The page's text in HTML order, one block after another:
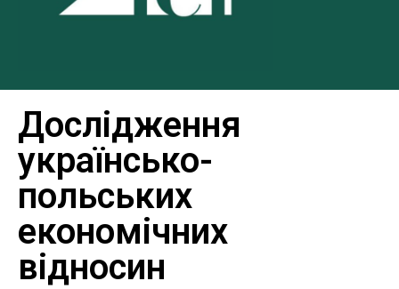
Дослідження
українсько-
польських
економічних
відносин